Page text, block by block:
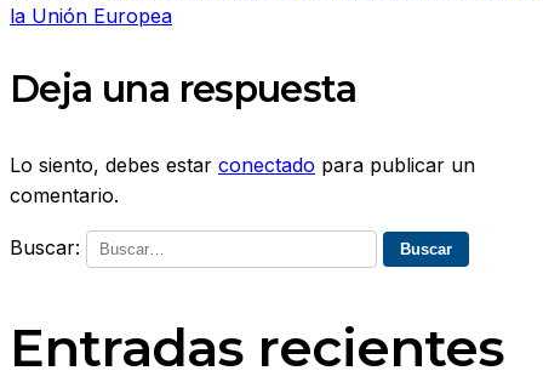
la Unión Europea
Deja una respuesta
Lo siento, debes estar conectado para publicar un
comentario.
Buscar:
Entradas recientes